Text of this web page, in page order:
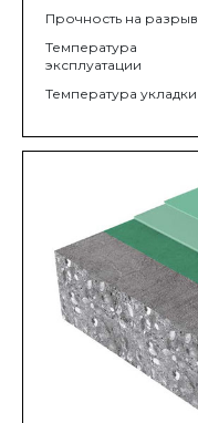
Прочность на разрыв
Температура
эксплуатации
Температура укладки